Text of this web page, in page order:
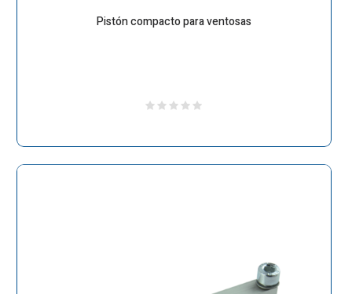
Pistón compacto para ventosas